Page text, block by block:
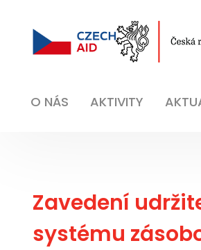
O NÁS AKTIVITY
Zavedení
systému